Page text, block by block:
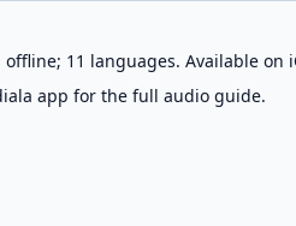
11 languages. Available on
app for the full audio guide.